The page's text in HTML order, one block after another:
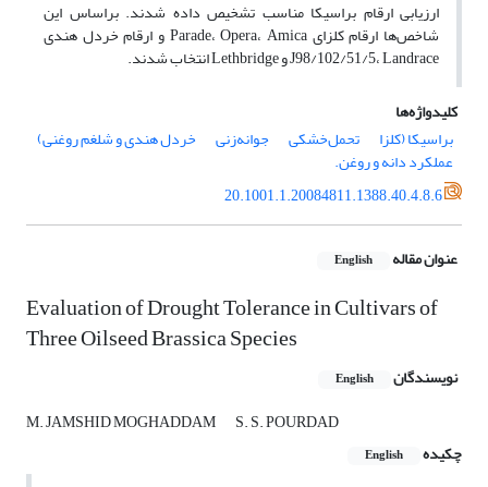
ارزیابی ارقام براسیکا مناسب تشخیص داده شدند. براساس این
شاخص‌ها ارقام کلزای Parade، Opera، Amica و ارقام خردل هندی
J98/102/51/5، Landrace و Lethbridge انتخاب شدند.
کلیدواژه‌ها
براسیکا (کلزا
تحمل‌خشکی جوانه‌زنی خردل هندی و شلغم روغنی)
عملکرد دانه و روغن.
20.1001.1.20084811.1388.40.4.8.6
عنوان مقاله English
Evaluation of Drought Tolerance in Cultivars of
Three Oilseed Brassica Species
نویسندگان English
M. JAMSHID MOGHADDAM
S. S. POURDAD
چکیده
English